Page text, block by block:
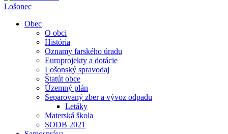
Lošonec
Obec
O obci
História
Oznamy farského úradu
Europrojekty a dotácie
Lošonský spravodaj
Štatút obce
Územný plán
Separovaný zber a vývoz odpadu
Letáky
Materská škola
SODB 2021